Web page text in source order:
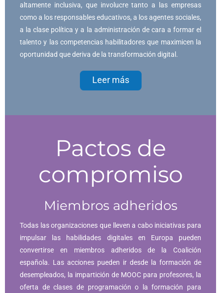
altamente inclusiva, que involucre tanto a las empresas
como a los responsables educativos, a los agentes sociales,
a la clase política y a la administración de cara a formar el
talento y las competencias habilitadores que maximicen la
oportunidad que deriva de la transformación digital.
Leer más
Pactos de
compromiso
Miembros adheridos
Todas las organizaciones que lleven a cabo iniciativas para
impulsar las habilidades digitales en Europa pueden
convertirse en miembros adheridos de la Coalición
española. Las acciones pueden ir desde la formación de
desempleados, la impartición de MOOC para profesores, la
oferta de clases de programación o la formación para